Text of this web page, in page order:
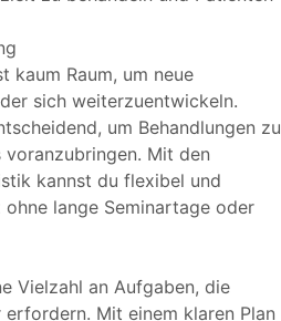
kaum Raum, um neue
sich weiterzuentwickeln.
um Behandlungen zu
Mit den
kannst du flexibel und
lange Seminartage oder
Vielzahl an Aufgaben, die
Mit einem klaren Plan